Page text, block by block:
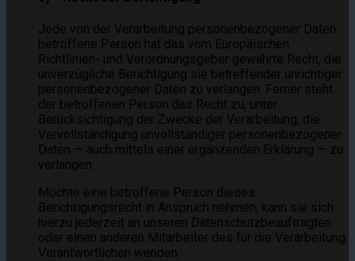
Jede von der Verarbeitung personenbezogener Daten
betroffene Person hat das vom Europäischen
Richtlinien- und Verordnungsgeber gewährte Recht, die
unverzügliche Berichtigung sie betreffender unrichtiger
personenbezogener Daten zu verlangen. Ferner steht
der betroffenen Person das Recht zu, unter
Berücksichtigung der Zwecke der Verarbeitung, die
Vervollständigung unvollständiger personenbezogener
Daten — auch mittels einer ergänzenden Erklärung — zu
verlangen.
Möchte eine betroffene Person dieses
Berichtigungsrecht in Anspruch nehmen, kann sie sich
hierzu jederzeit an unseren Datenschutzbeauftragten
oder einen anderen Mitarbeiter des für die Verarbeitung
Verantwortlichen wenden.